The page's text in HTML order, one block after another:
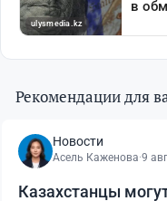
Рекомендации для
Новости
Асель Каженова·9
Казахстанцы